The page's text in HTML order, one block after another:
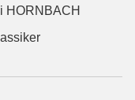
HORNBACH